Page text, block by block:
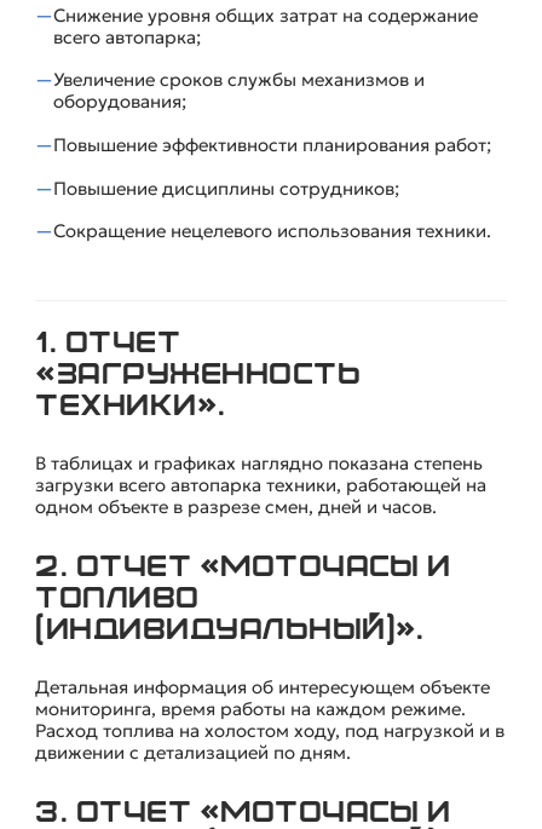
Снижение уровня общих затрат на содержание
всего автопарка;
Увеличение сроков службы механизмов и
оборудования;
Повышение эффективности планирования работ;
Повышение дисциплины сотрудников;
Сокращение нецелевого использования техники.
ПРИМЕРЫ НЕКОТОРЫХ ОТЧЕТОВ ДЛЯ КОНТРОЛЯ
1. Отчет
«Загруженность
техники».
В таблицах и графиках наглядно показана степень
загрузки всего автопарка техники, работающей на
одном объекте в разрезе смен, дней и часов.
2. Отчет «Моточасы и
топливо
(индивидуальный)».
Детальная информация об интересующем объекте
мониторинга, время работы на каждом режиме.
Расход топлива на холостом ходу, под нагрузкой и в
движении с детализацией по дням.
3. Отчет «Моточасы и